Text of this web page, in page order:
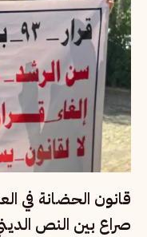
قانون الحضانة في
صراع بين النص